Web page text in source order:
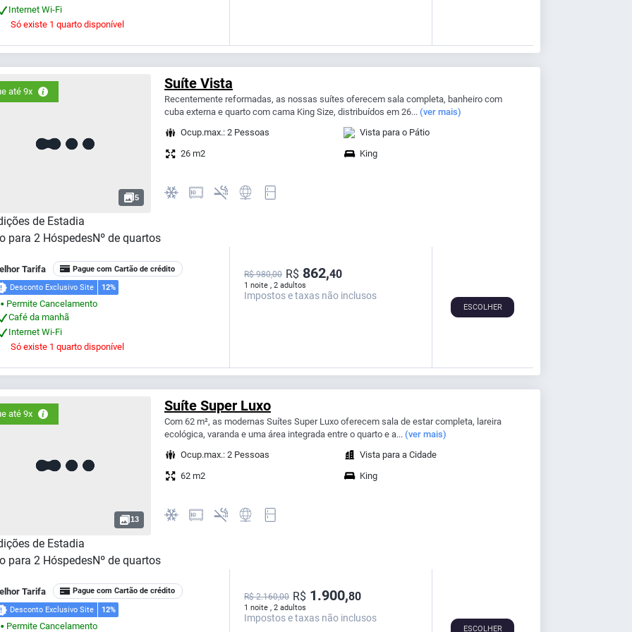
Internet Wi-Fi
Só existe 1 quarto disponível
até 9x
5
Suíte Vista
Recentemente reformadas, as nossas suítes oferecem sala completa, banheiro com
cuba externa e quarto com cama King Size, distribuídos em 26... (ver mais)
Ocup.max.: 2 Pessoas
Vista para o Pátio
26 m2
King
de Estadia
para 2 HóspedesNº de quartos
Tarifa Pague com Cartão de crédito
Desconto Exclusivo Site 12%
⬤
Permite Cancelamento
Café da manhã
Internet Wi-Fi
Só existe 1 quarto disponível
1 noite , 2 adultos
R$ 980,00 R$ 862,40
Impostos e taxas não inclusos
ESCOLHER
até 9x
13
Suíte Super Luxo
Com 62 m², as modernas Suítes Super Luxo oferecem sala de estar completa, lareira
ecológica, varanda e uma área integrada entre o quarto e a... (ver mais)
Ocup.max.: 2 Pessoas
Vista para a Cidade
62 m2
King
de Estadia
para 2 HóspedesNº de quartos
Tarifa Pague com Cartão de crédito
Desconto Exclusivo Site 12%
⬤ Permite Cancelamento
1 noite , 2 adultos
R$ 2.160,00 R$ 1.900,80
Impostos e taxas não inclusos
ESCOLHER